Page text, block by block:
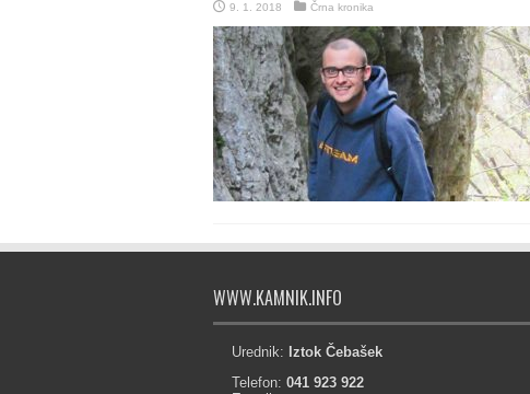
9. 1. 2018 Črna kronika
WWW.KAMNIK.INFO
Urednik: Iztok Čebašek
Telefon: 041 923 922